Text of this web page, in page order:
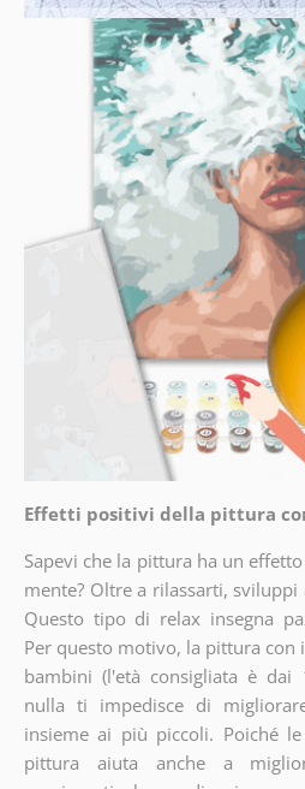
Effetti positivi della pittura
Sapevi che la pittura ha un
mente? Oltre a rilassarti,
Questo tipo di relax insegna
Per questo motivo, la pittura con
bambini (l'età consigliata è
nulla ti impedisce di
insieme ai più piccoli. Poiché
pittura aiuta anche a